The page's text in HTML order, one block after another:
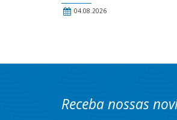
04.08.2026
Receba nossas